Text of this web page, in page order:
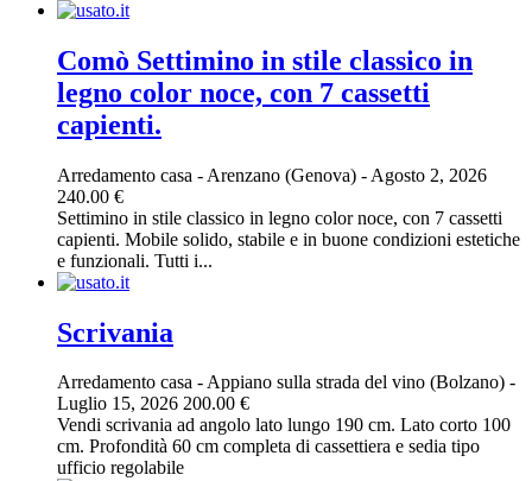
Comò Settimino in stile classico in
legno color noce, con 7 cassetti
capienti.
Arredamento casa - Arenzano (Genova) - Agosto 2, 2026
240.00 €
Settimino in stile classico in legno color noce, con 7 cassetti
capienti. Mobile solido, stabile e in buone condizioni estetiche
e funzionali. Tutti i...
Scrivania
Arredamento casa -Appiano sulla strada del vino (Bolzano) -
Luglio 15, 2026 200.00 €
Vendi scrivania ad angolo lato lungo 190 cm. Lato corto 100
cm. Profondità 60 cm completa di cassettiera e sedia tipo
ufficio regolabile